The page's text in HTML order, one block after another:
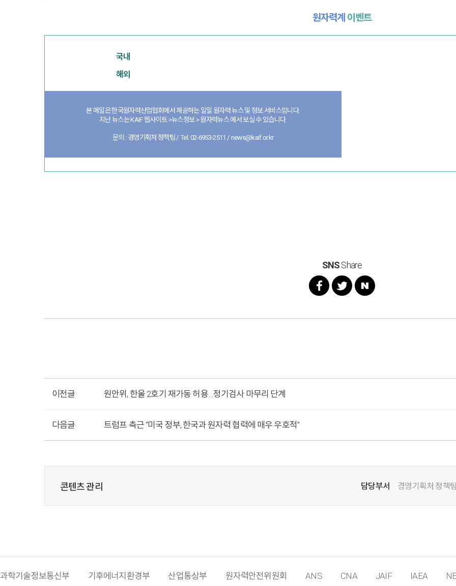
원자력계 이벤트
국내
해외
본 메일은 한국원자력산업협회에서 제공하는 일일 원자력 뉴스 및 정보 서비스입니다.
지난 뉴스는 KAIF 웹사이트 >뉴스정보 > 원자력뉴스 에서 보실 수 있습니다.
문의 : 경영기획처 정책팀 / Tel. 02-6953-2511 / news@kaif.or.kr
SNSShare
이전글 원안위, 한울 2호기 재가동 허용…정기검사 마무리 단계
다음글 트럼프 측근 “미국 정부, 한국과 원자력 협력에 매우 우호적”
콘텐츠 관리 담당부서 경영기획처 정책
과학기술정보통신부 기후에너지환경부 산업통상부 원자력안전위원회 ANS CNA JAIF IAEA